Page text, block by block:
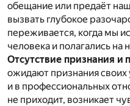
обещание или предаёт
вызвать глубокое
переживается, когда мы
человека и полагались на
Отсутствие признания и
ожидают признания своих
и в профессиональных
не приходит, возникает